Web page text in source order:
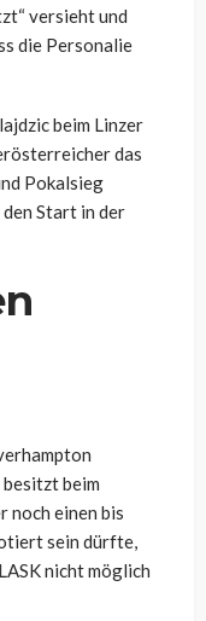
versieht und
die Personalie
beim Linzer
das
Pokalsieg
Start in der
besitzt beim
noch einen bis
sein dürfte,
nicht möglich